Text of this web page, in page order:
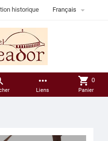
historique Français 
more_horiz
Liens
shopping_cart 0
Panier